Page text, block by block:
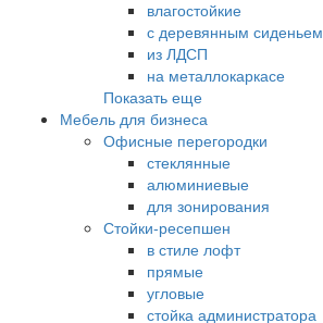
влагостойкие
с деревянным сиденьем
из ЛДСП
на металлокаркасе
Показать еще
Мебель для бизнеса
Офисные перегородки
стеклянные
алюминиевые
для зонирования
Стойки-ресепшен
в стиле лофт
прямые
угловые
стойка администратора